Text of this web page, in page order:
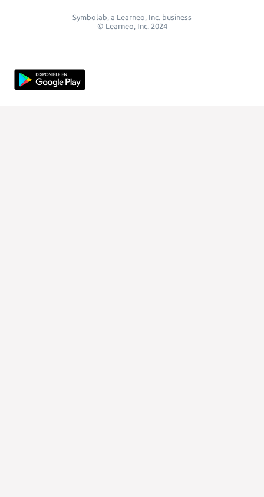
Symbolab, a Learneo, Inc. business
© Learneo, Inc. 2024